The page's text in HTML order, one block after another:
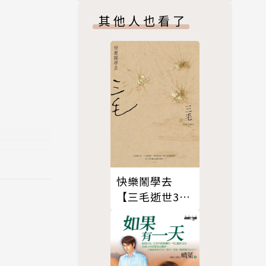
問世即
。2009
鑲著
其他人也看了
快樂鬧學去
【三毛逝世30
週年紀念版】